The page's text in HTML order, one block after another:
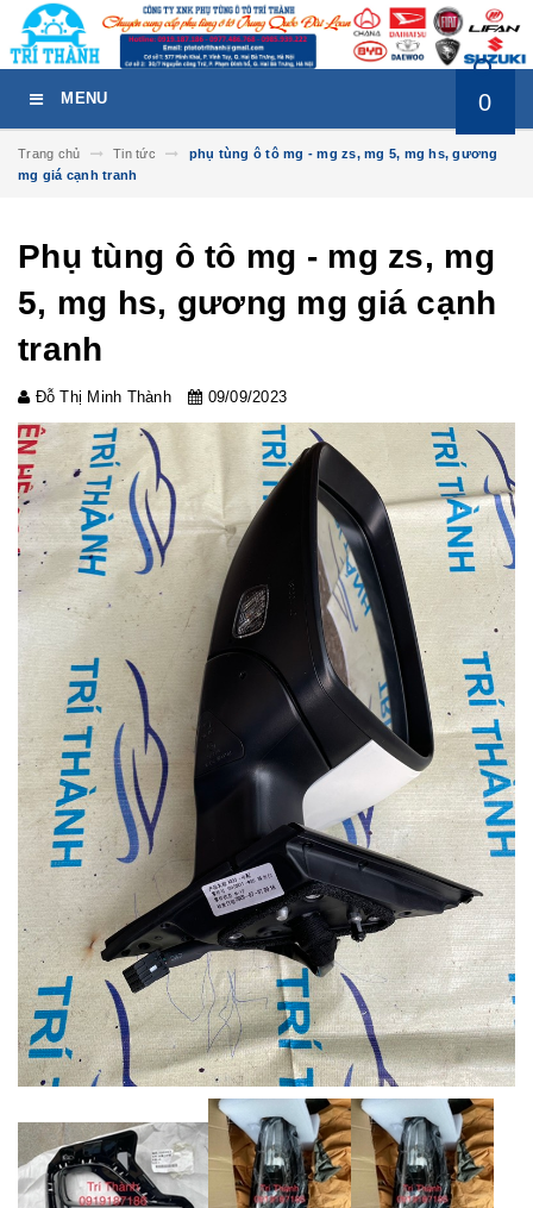
MENU 0
Trang chủ Tin tức
phụ tùng ô tô mg - mg zs, mg 5, mg hs, gương
mg giá cạnh tranh
Phụ tùng ô tô mg - mg zs, mg
5, mg hs, gương mg giá cạnh
tranh
Đỗ Thị Minh Thành 09/09/2023